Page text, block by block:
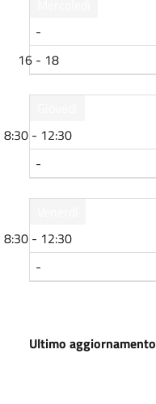
-
16 - 18
8:30 - 12:30
-
8:30 - 12:30
-
Ultimo aggiornamento